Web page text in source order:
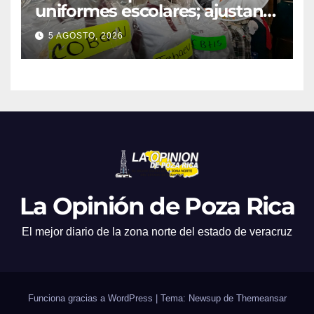
uniformes escolares; ajustan
promociones
5 AGOSTO, 2026
La Opinión de Poza Rica
El mejor diario de la zona norte del estado de veracruz
Funciona gracias a WordPress Tema: Newsup de Themeansar